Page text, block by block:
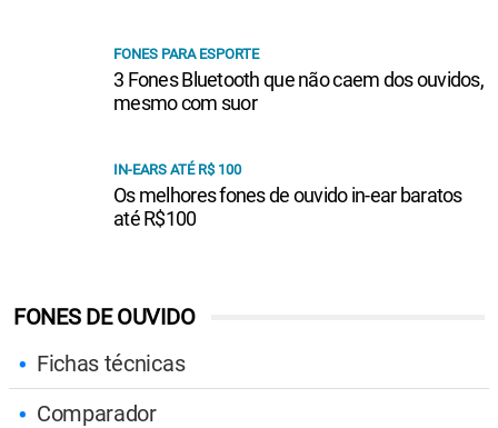
FONES DE OUVIDO
Fichas técnicas
Comparador
FONES PARA ESPORTE
3 Fones Bluetooth que não caem dos ouvidos,
mesmo com suor
IN-EARS ATÉ R$ 100
Os melhores fones de ouvido in-ear baratos
até R$100